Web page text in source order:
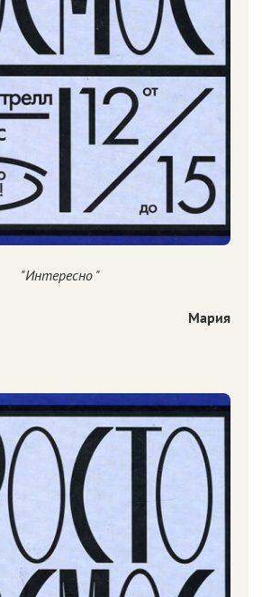
"Интересно "
Мария